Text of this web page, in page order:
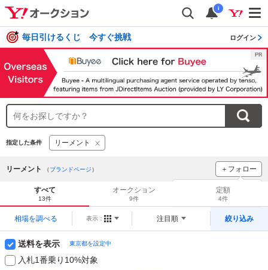
i
毎日引けるくじ 今すぐ挑戦 ログイン
指定した条件 リーメント
リーメント （ブランドページ） ＋フォロー
ブランドをフォロー
をチェック！
すべて
13件
オークション
9件
定額
4件
相場を調べる 表示： 注目順 絞り込み
送料を表示 東京都を設定中
入札1番乗り10%対象